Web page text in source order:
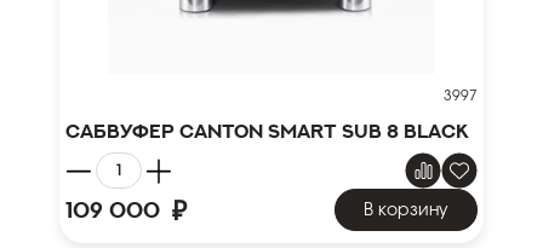
3997
Сабвуфер Canton Smart Sub 8 Black
109 000 ₽ В корзину